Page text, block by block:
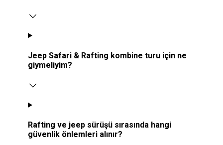
Jeep Safari & Rafting kombine turu için ne
giymeliyim?
Rafting ve jeep sürüşü sırasında hangi
güvenlik önlemleri alınır?